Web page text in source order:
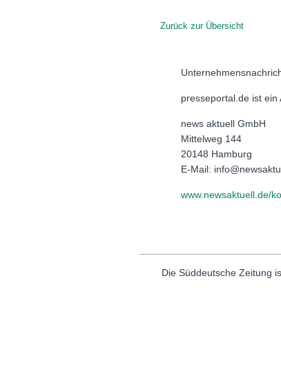
Zurück zur Übersicht
presseportal.de ist
news aktuell GmbH
Mittelweg 144
20148 Hamburg
E-Mail:
www.newsaktuell.de/
Die Süddeutsche Zeitung